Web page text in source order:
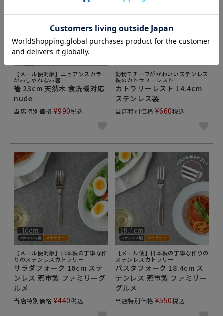
【メール便対象】ニュアンスカラー
がおしゃれなお箸
箸 23cm 天然木 食洗機対応
nude
当店特別価格 ¥990税込
動物モチーフがかわいいステンレス
製のカトラリーレスト
カトラリーレスト 14.4cm
ステンレス製
当店特別価格 ¥660税込
【メール便対象】日本製の丁寧な作
りのステンレスカトラリー
サラダフォーク 16cm ステ
ンレス 燕市製 ファミリーグ
ルメ
当店特別価格 ¥440税込
【メール便】日本製の丁寧な作りの
ステンレスカトラリー
パスタフォーク 18.4cm ス
テンレス 燕市製 ファミリー
グルメ
当店特別価格 ¥550税込